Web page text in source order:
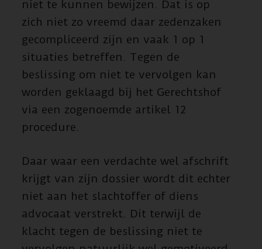
niet te kunnen bewijzen. Dat is op
zich niet zo vreemd daar zedenzaken
gecompliceerd zijn en vaak 1 op 1
situaties betreffen. Tegen de
beslissing om niet te vervolgen kan
worden geklaagd bij het Gerechtshof
via een zogenoemde artikel 12
procedure.
Daar waar een verdachte wel afschrift
krijgt van zijn dossier wordt dit echter
niet aan het slachtoffer of diens
advocaat verstrekt. Dit terwijl de
klacht tegen de beslissing niet te